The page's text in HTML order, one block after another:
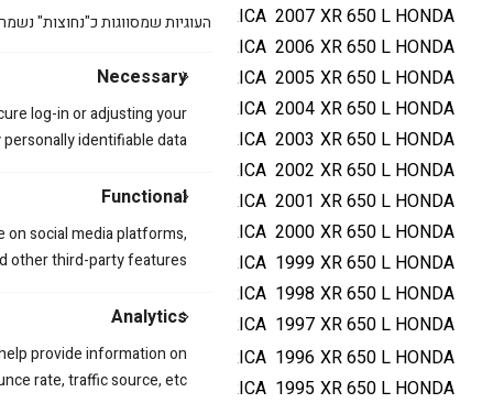
העוגיות שמסווגות כ"נחוצות"
Necessary
log-in or adjusting your
identifiable data.
Functional
social media platforms,
other third-party features.
Analytics
provide information on
rate, traffic source, etc.
HONDA
XR 650 L
2007
AMERICA
HONDA
XR 650 L
2006
AMERICA
HONDA
XR 650 L
2005
AMERICA
HONDA
XR 650 L
2004
AMERICA
HONDA
XR 650 L
2003
AMERICA
HONDA
XR 650 L
2002
AMERICA
HONDA
XR 650 L
2001
AMERICA
HONDA
XR 650 L
2000
AMERICA
HONDA
XR 650 L
1999
AMERICA
HONDA
XR 650 L
1998
AMERICA
HONDA
XR 650 L
1997
AMERICA
HONDA
XR 650 L
1996
AMERICA
HONDA
XR 650 L
1995
AMERICA